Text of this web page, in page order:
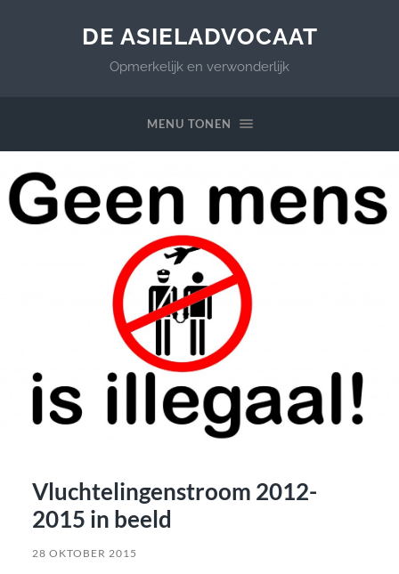
DE ASIELADVOCAAT
Opmerkelijk en verwonderlijk
MENU TONEN
Vluchtelingenstroom 2012-
2015 in beeld
28 OKTOBER 2015